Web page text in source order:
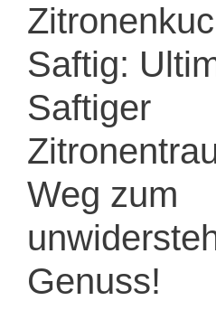
Saftig:
Saftiger
Weg zum
Genuss!